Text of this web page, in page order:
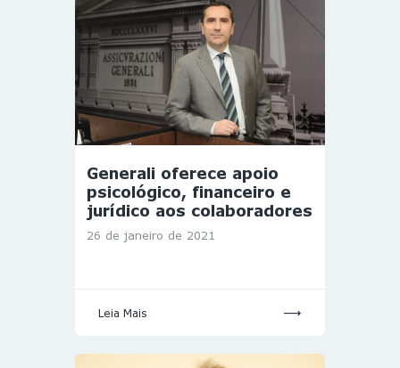
Generali oferece apoio
psicológico, financeiro e
jurídico aos colaboradores
26 de janeiro de 2021
Leia Mais